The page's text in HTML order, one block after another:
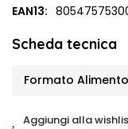
EAN13:
Scheda tecnica
Formato Alimento
Aggiungi alla